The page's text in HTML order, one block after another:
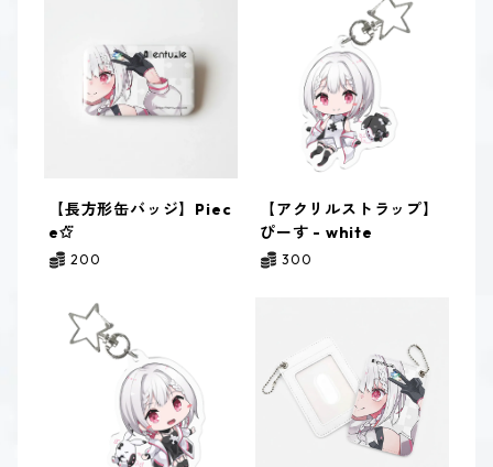
【長方形缶バッジ】Piec
e✩⃛
200
【アクリルストラップ】
ぴーす - white
300